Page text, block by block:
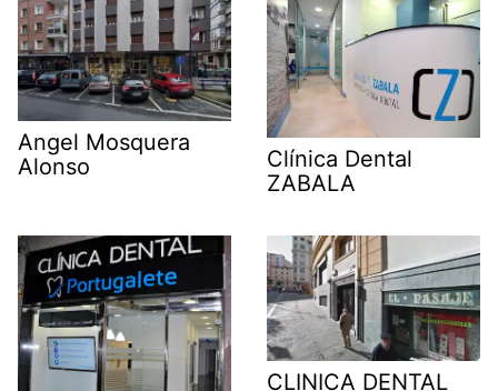
Angel Mosquera
Alonso
Clínica Dental
ZABALA
CLINICA DENTAL